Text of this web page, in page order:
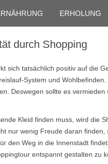
ERHOLUNG
durch Shopping
sich tatsächlich positiv auf die
System und
Deswegen sollte es
Kleid finden muss, wird die
nur wenig Freude daran
den Weg in die Innenstadt
entspannt gestalten zu